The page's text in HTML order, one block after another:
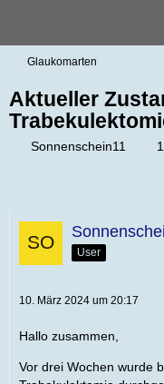
Glaukomarten
Aktueller
Sonnenschein11
User
10. März 2024 um 20:17
Hallo zusammen,
Vor drei Wochen wurde